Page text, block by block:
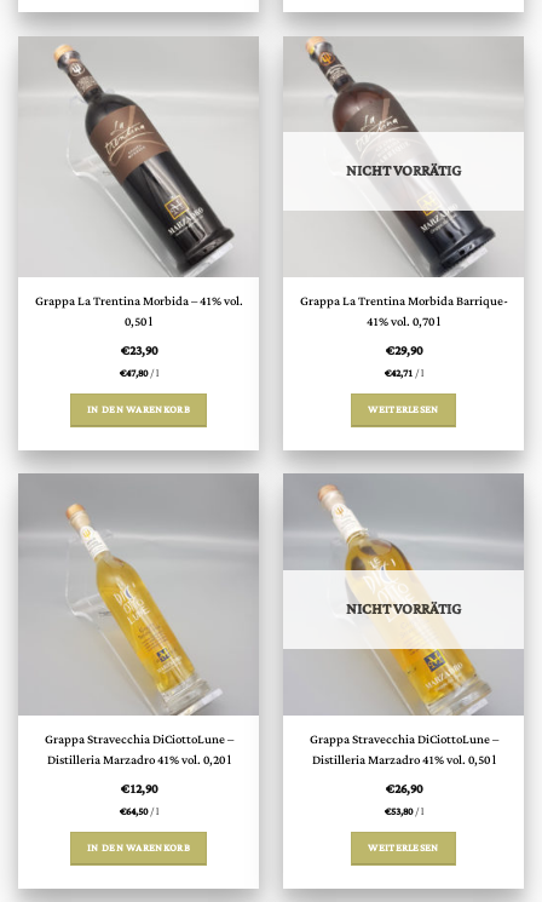
Grappa La Trentina Morbida – 41% vol.
0,50 l
€23,90
€47,80/l
IN DEN WARENKORB
NICHT VORRÄTIG
Grappa La Trentina Morbida Barrique-
41% vol. 0,70 l
€29,90
€42,71/l
WEITERLESEN
Grappa Stravecchia DiCiottoLune –
Distilleria Marzadro 41% vol. 0,20 l
€12,90
€64,50/l
IN DEN WARENKORB
NICHT VORRÄTIG
Grappa Stravecchia DiCiottoLune –
Distilleria Marzadro 41% vol. 0,50 l
€26,90
€53,80/l
WEITERLESEN